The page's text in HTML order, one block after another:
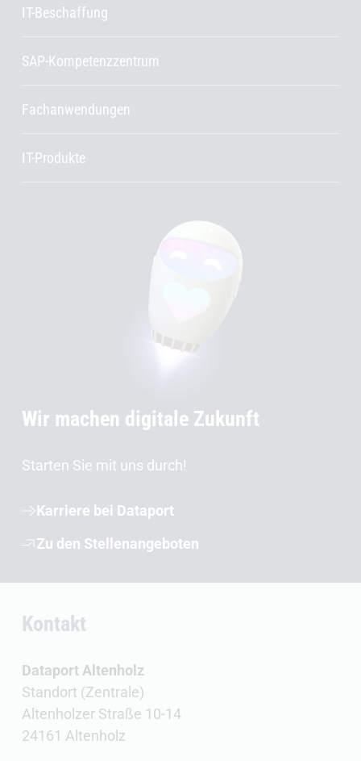
IT-Beschaffung
SAP-Kompetenzzentrum
Fachanwendungen
IT-Produkte
Wir machen digitale Zukunft
Starten Sie mit uns durch!
Karriere bei Dataport
Zu den Stellenangeboten
Kontakt
Dataport Altenholz
Standort (Zentrale)
Altenholzer Straße 10-14
24161 Altenholz